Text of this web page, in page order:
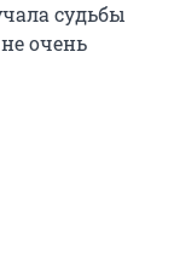
судьбы
очень